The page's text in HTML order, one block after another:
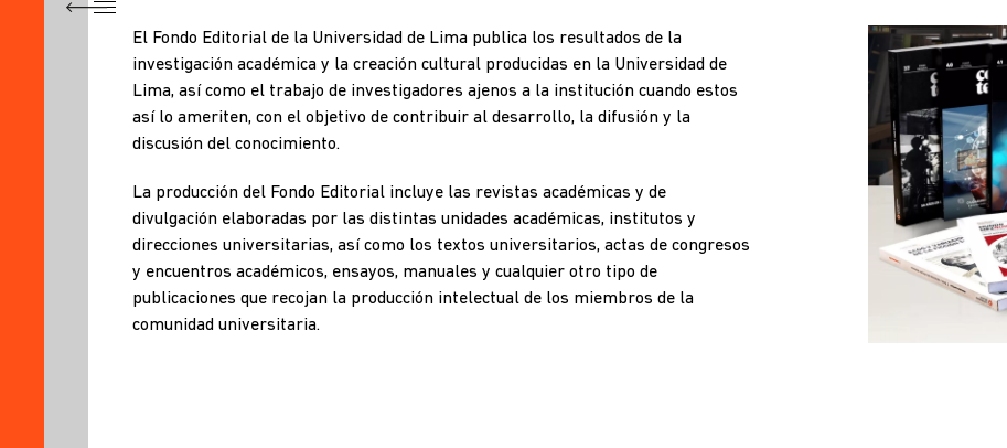
PRESENTACIÓN
PUBLICACIONES
NORMAS,
DIFUSIÓN
El Fondo Editorial de la Universidad de Lima publica los resultados de la
investigación académica y la creación cultural producidas en la Universidad de
Lima, así como el trabajo de investigadores ajenos a la institución cuando estos
así lo ameriten, con el objetivo de contribuir al desarrollo, la difusión y la
discusión del conocimiento.
La producción del Fondo Editorial incluye las revistas académicas y de
divulgación elaboradas por las distintas unidades académicas, institutos y
direcciones universitarias, así como los textos universitarios, actas de congresos
y encuentros académicos, ensayos, manuales y cualquier otro tipo de
publicaciones que recojan la producción intelectual de los miembros de la
comunidad universitaria.